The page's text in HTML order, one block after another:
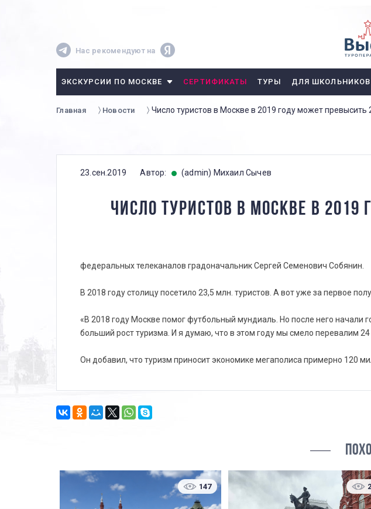
Нас рекомендуют на
ЭКСКУРСИИ ПО МОСКВЕ СЕРТИФИКАТЫ ТУРЫ ДЛЯ ШКОЛЬНИКОВ
Главная Новости Число туристов в Москве в 2019 году может превысить
23.сен.2019 Автор: (admin) Михаил Сычев
ЧИСЛО ТУРИСТОВ В МОСКВЕ В
федеральных телеканалов градоначальник Сергей Семенович Собянин.
В 2018 году столицу посетило 23,5 млн. туристов. А вот уже за первое
«В 2018 году Москве помог футбольный мундиаль. Но после него начали
больший рост туризма. И я думаю, что в этом году мы смело перевалим 24
Он добавил, что туризм приносит экономике мегаполиса примерно 120
147